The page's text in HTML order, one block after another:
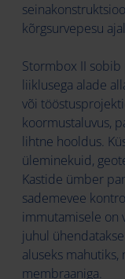
kõrgsurvepesu
Stormbox II sobib
liiklusega alade
või
koormustaluvus,
lihtne hooldus.
üleminekuid,
Kastide ümber
sademevee
immutamisele on
juhul
aluseks
membraaniga.